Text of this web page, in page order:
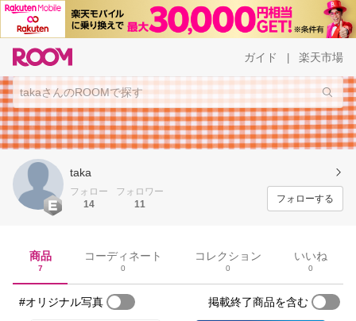
ガイド 楽天市場
taka
フォロー
14
フォロワー
11
フォローする
商品
7
コーディネート
0
コレクション
0
いいね
0
#オリジナル写真 掲載終了商品を含む